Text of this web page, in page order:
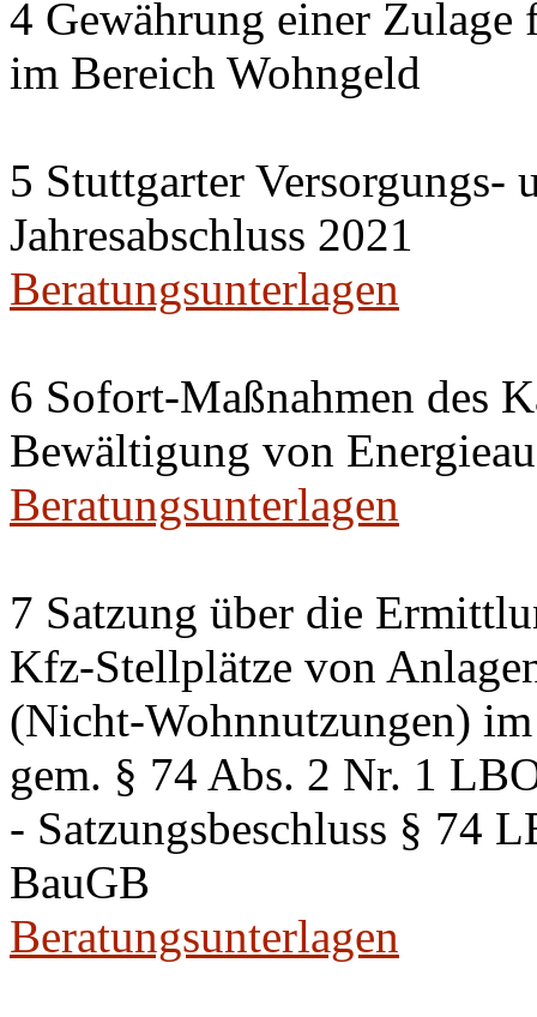
4 Gewährung einer
im Bereich Wohngeld
5 Stuttgarter Versorgungs-
Jahresabschluss 2021
Beratungsunterlagen
6 Sofort-Maßnahmen des
Bewältigung von
Beratungsunterlagen
7 Satzung über die
Kfz-Stellplätze von
(Nicht-Wohnnutzungen)
gem. § 74 Abs. 2 Nr. 1
- Satzungsbeschluss § 74
BauGB
Beratungsunterlagen